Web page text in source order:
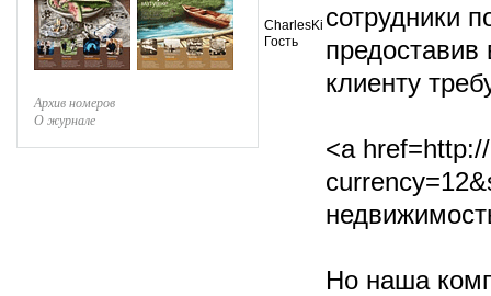
Архив номеров
О журнале
CharlesKi
Гость
сотрудники
клиенту
<a
Но наша